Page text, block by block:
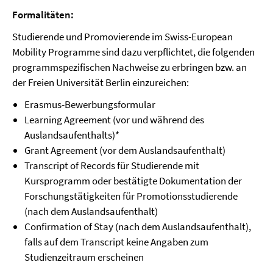
Formalitäten:
Studierende und Promovierende im Swiss-European
Mobility Programme sind dazu verpflichtet, die folgenden
programmspezifischen Nachweise zu erbringen bzw. an
der Freien Universität Berlin einzureichen:
Erasmus-Bewerbungsformular
Learning Agreement (vor und während des
Auslandsaufenthalts)*
Grant Agreement (vor dem Auslandsaufenthalt)
Transcript of Records für Studierende mit
Kursprogramm oder bestätigte Dokumentation der
Forschungstätigkeiten für Promotionsstudierende
(nach dem Auslandsaufenthalt)
Confirmation of Stay (nach dem Auslandsaufenthalt),
falls auf dem Transcript keine Angaben zum
Studienzeitraum erscheinen